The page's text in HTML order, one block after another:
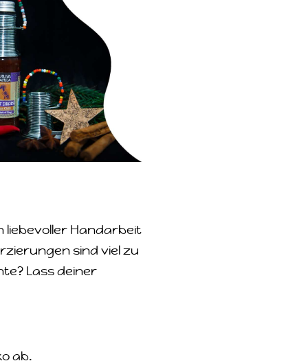
liebevoller Handarbeit
sind viel zu
Lass deiner
ab.